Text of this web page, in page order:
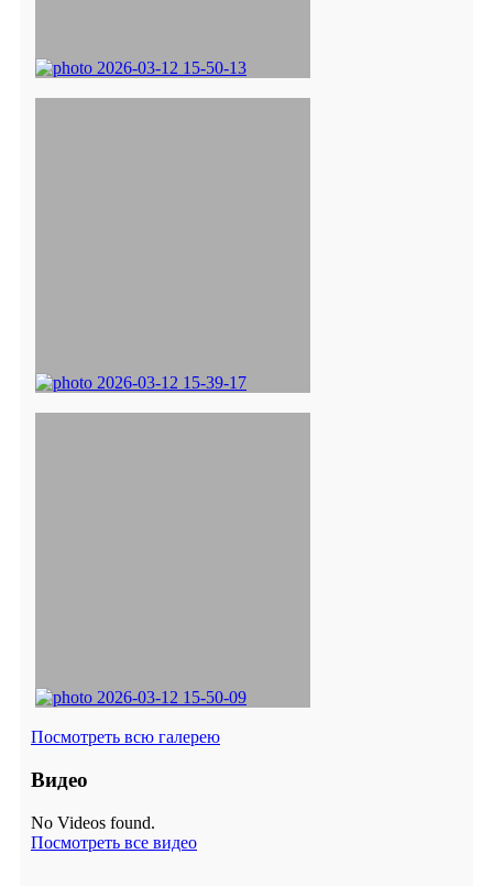
Посмотреть всю галерею
Видео
No Videos found.
Посмотреть все видео